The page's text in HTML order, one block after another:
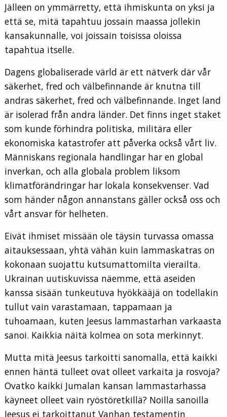
Jälleen on ymmärretty, että ihmiskunta on yksi ja
että se, mitä tapahtuu jossain maassa jollekin
kansakunnalle, voi joissain toisissa oloissa
tapahtua itselle.
Dagens globaliserade värld är ett nätverk där vår
säkerhet, fred och välbefinnande är knutna till
andras säkerhet, fred och välbefinnande. Inget land
är isolerad från andra länder. Det finns inget staket
som kunde förhindra politiska, militära eller
ekonomiska katastrofer att påverka också vårt liv.
Människans regionala handlingar har en global
inverkan, och alla globala problem liksom
klimatförändringar har lokala konsekvenser. Vad
som händer någon annanstans gäller också oss och
vårt ansvar för helheten.
Eivät ihmiset missään ole täysin turvassa omassa
aitauksessaan, yhtä vähän kuin lammaskatras on
kokonaan suojattu kutsumattomilta vierailta.
Ukrainan uutiskuvissa näemme, että aseiden
kanssa sisään tunkeutuva hyökkääjä on todellakin
tullut vain varastamaan, tappamaan ja
tuhoamaan, kuten Jeesus lammastarhan varkaasta
sanoi. Kaikkia näitä kolmea on sota merkinnyt.
Mutta mitä Jeesus tarkoitti sanomalla, että kaikki
ennen häntä tulleet ovat olleet varkaita ja rosvoja?
Ovatko kaikki Jumalan kansan lammastarhassa
käyneet olleet vain ryöstöretkillä? Noilla sanoilla
Jeesus ei tarkoittanut Vanhan testamentin